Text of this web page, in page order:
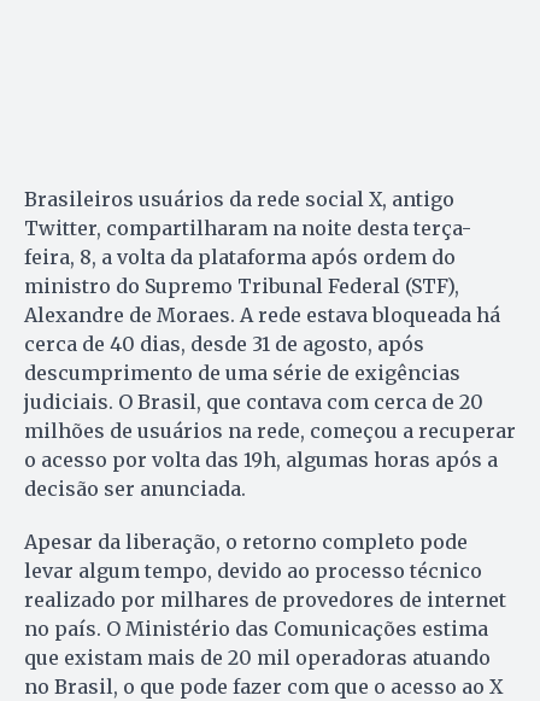
Brasileiros usuários da rede social X, antigo
Twitter, compartilharam na noite desta terça-
feira, 8, a volta da plataforma após ordem do
ministro do Supremo Tribunal Federal (STF),
Alexandre de Moraes. A rede estava bloqueada há
cerca de 40 dias, desde 31 de agosto, após
descumprimento de uma série de exigências
judiciais. O Brasil, que contava com cerca de 20
milhões de usuários na rede, começou a recuperar
o acesso por volta das 19h, algumas horas após a
decisão ser anunciada.
Apesar da liberação, o retorno completo pode
levar algum tempo, devido ao processo técnico
realizado por milhares de provedores de internet
no país. O Ministério das Comunicações estima
que existam mais de 20 mil operadoras atuando
no Brasil, o que pode fazer com que o acesso ao X